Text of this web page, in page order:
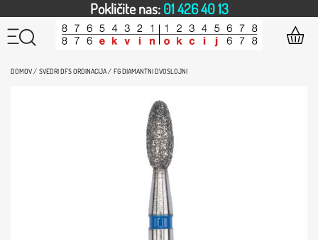
Pokličite nas:01 426 40 13
DOMOV / SVEDRI DFS ORDINACIJA / FG DIAMANTNI DVOSLOJNI